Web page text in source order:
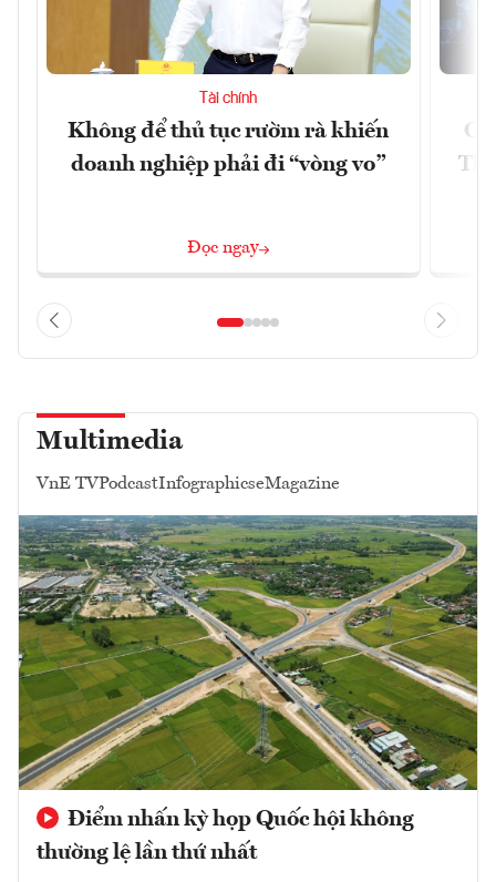
Tài chính
Không để thủ tục rườm rà khiến
doanh nghiệp phải đi “vòng vo”
Đọc ngay
Multimedia
VnE TVPodcastInfographicseMagazine
Điểm nhấn kỳ họp Quốc hội không
thường lệ lần thứ nhất